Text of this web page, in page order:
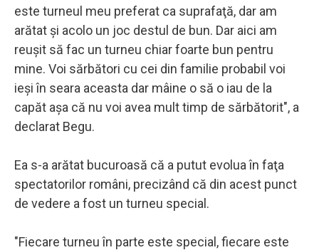
este turneul meu preferat ca suprafaţă, dar am
arătat şi acolo un joc destul de bun. Dar aici am
reuşit să fac un turneu chiar foarte bun pentru
mine. Voi sărbători cu cei din familie probabil voi
ieşi în seara aceasta dar mâine o să o iau de la
capăt aşa că nu voi avea mult timp de sărbătorit", a
declarat Begu.
Ea s-a arătat bucuroasă că a putut evolua în faţa
spectatorilor români, precizând că din acest punct
de vedere a fost un turneu special.
"Fiecare turneu în parte este special, fiecare este